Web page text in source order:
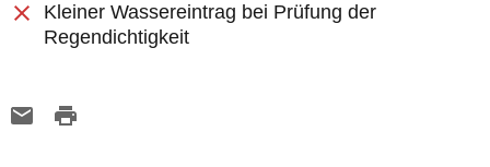
Kleiner Wassereintrag bei Prüfung der
Regendichtigkeit